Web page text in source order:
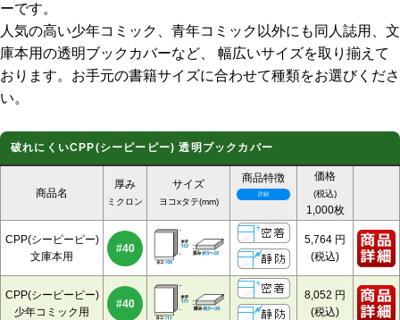
ーです。
人気の高い少年コミック、青年コミック以外にも同人誌用、文
庫本用の透明ブックカバーなど、 幅広いサイズを取り揃えて
おります。お手元の書籍サイズに合わせて種類をお選びくださ
い。
破れにくいCPP(シーピーピー) 透明ブックカバー
商品名
厚み
ミクロン
サイズ
ヨコxタテ(mm)
商品特徴 価格
(税込)
1,000枚
CPP(シーピーピー)
文庫本用
#40
5,764 円
(税込)
CPP(シーピーピー)
少年コミック用
#40
8,052 円
(税込)